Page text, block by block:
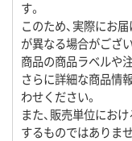
す。
このため、実際にお
が異なる場合がござ
商品の商品ラベルや
さらに詳細な商品情
わせください。
また、販売単位にお
するものではありま